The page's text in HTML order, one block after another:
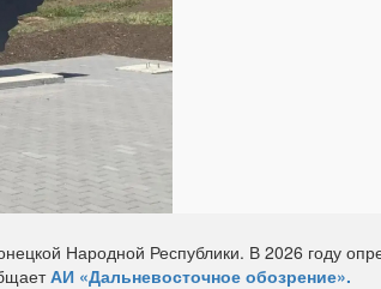
Народной Республики. В 2026 году
АИ «Дальневосточное обозрение».